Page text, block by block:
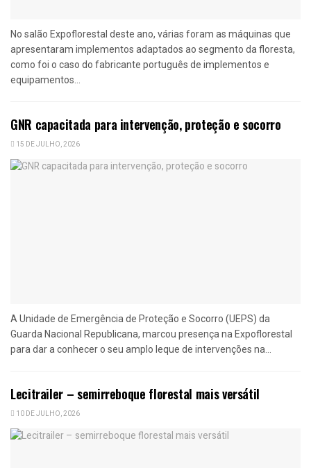
No salão Expoflorestal deste ano, várias foram as máquinas que
apresentaram implementos adaptados ao segmento da floresta,
como foi o caso do fabricante português de implementos e
equipamentos...
GNR capacitada para intervenção, proteção e socorro
15 DE JULHO, 2026
A Unidade de Emergência de Proteção e Socorro (UEPS) da
Guarda Nacional Republicana, marcou presença na Expoflorestal
para dar a conhecer o seu amplo leque de intervenções na...
Lecitrailer – semirreboque florestal mais versátil
10 DE JULHO, 2026